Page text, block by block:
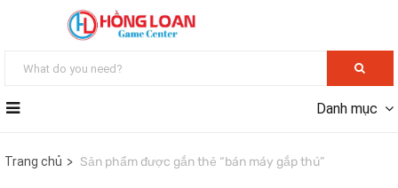
Danh mục
Trang chủ Sản phẩm được gắn thẻ “bán máy gắp thú”